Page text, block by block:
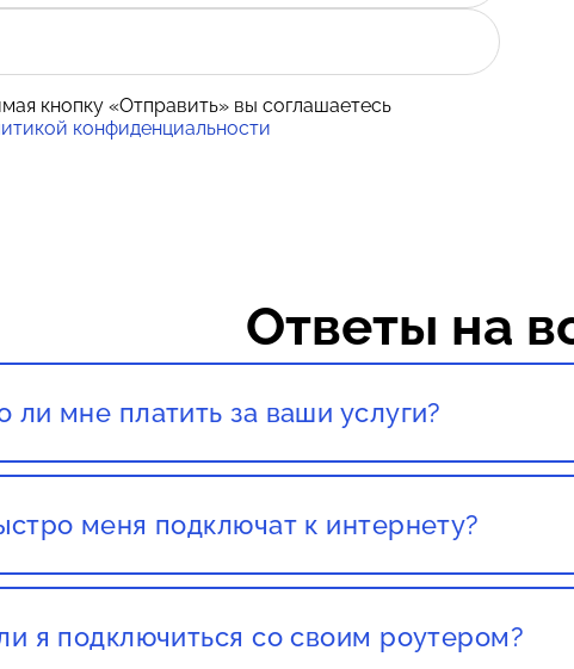
кнопку «Отправить» вы соглашаетесь
конфиденциальности
Ответы на
ли мне платить за ваши услуги?
а так же консультация со специалистом полностью
меня подключат к интернету?
от нагруженности вашего города. Как правило,
я подключиться со своим роутером?